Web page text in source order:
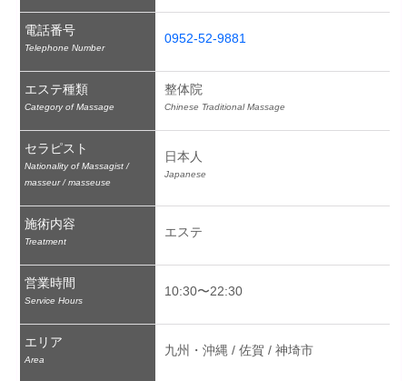
電話番号
Telephone Number
0952-52-9881
エステ種類
Category of Massage
整体院
Chinese Traditional Massage
セラピスト
Nationality of Massagist /
masseur / masseuse
日本人
Japanese
施術内容
Treatment
エステ
営業時間
Service Hours
10:30〜22:30
エリア
Area
九州・沖縄 / 佐賀 / 神埼市